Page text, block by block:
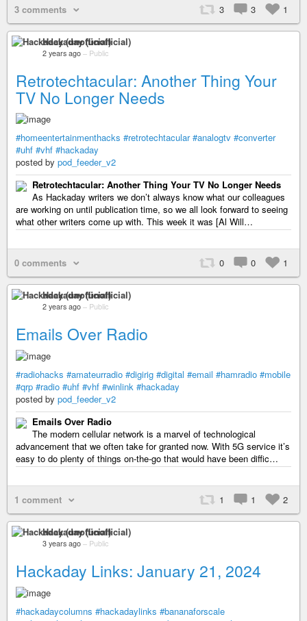
3 comments 3 3 1
Hackaday (unofficial)
2 years ago – Public
Retrotechtacular: Another Thing Your
TV No Longer Needs
#homeentertainmenthacks #retrotechtacular #analogtv #converter
#uhf #vhf #hackaday
posted by pod_feeder_v2
Retrotechtacular: Another Thing Your TV No Longer Needs
As Hackaday writers we don’t always know what our colleagues
are working on until publication time, so we all look forward to seeing
what other writers come up with. This week it was [Al Will…
0 comments 0 0 1
Hackaday (unofficial)
2 years ago – Public
Emails Over Radio
#radiohacks #amateurradio #digirig #digital #email #hamradio #mobile
#qrp #radio #uhf #vhf #winlink #hackaday
posted by pod_feeder_v2
Emails Over Radio
The modern cellular network is a marvel of technological
advancement that we often take for granted now. With 5G service it’s
easy to do plenty of things on-the-go that would have been diffic…
1 comment 1 1 2
Hackaday (unofficial)
3 years ago – Public
Hackaday Links: January 21, 2024
#hackadaycolumns #hackadaylinks #bananaforscale